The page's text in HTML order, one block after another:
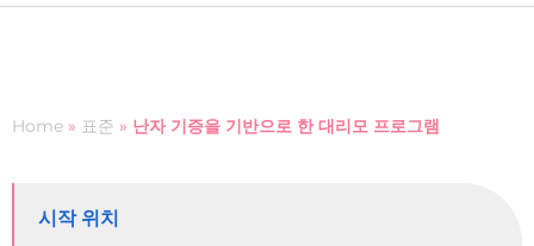
Home » 표준 » 난자 기증을 기반으로 한 대리모 프로그램
시작 위치